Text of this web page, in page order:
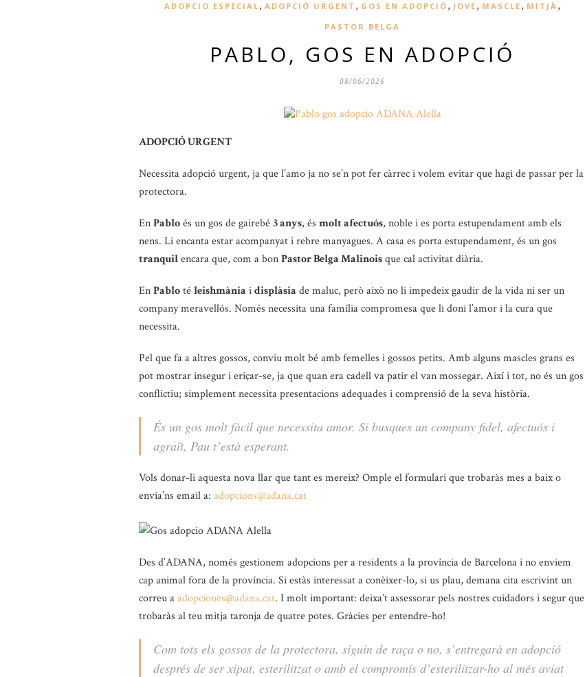
ADOPCIO ESPECIAL , ADOPCIÓ URGENT , GOS EN ADOPCIÓ , JOVE , MASCLE , MITJÀ ,
PASTOR BELGA
PABLO, GOS EN ADOPCIÓ
08/06/2026
ADOPCIÓ URGENT
Necessita adopció urgent, ja que l’amo ja no se’n pot fer càrrec i volem evitar que hagi de passar per la
protectora.
EnPabloés un gos de gairebé3 anys, és molt afectuós, noble i es porta estupendament amb els
nens. Li encanta estar acompanyat i rebre manyagues. A casa es porta estupendament, és un gos
tranquilencara que, com a bonPastor Belga Malinoisque cal activitat diària.
EnPablotéleishmània idisplàsia de maluc, però això no li impedeix gaudir de la vida ni ser un
company meravellós. Només necessita una família compromesa que li doni l’amor i la cura que
necessita.
Pel que fa a altres gossos, conviu molt bé amb femelles i gossos petits. Amb alguns mascles grans es
pot mostrar insegur i eriçar-se, ja que quan era cadell va patir el van mossegar. Així i tot, no és un gos
conflictiu; simplement necessita presentacions adequades i comprensió de la seva història.
És un gos molt fàcil que necessita amor. Si busques un company fidel, afectuós i
agraït, Pau t’està esperant.
Vols donar-li aquesta nova llar que tant es mereix? Omple el formulari que trobaràs mes a baix o
envia’ns email a: adopcions@adana.cat
Des d’ADANA, només gestionem adopcions per a residents a la província de Barcelona i no enviem
cap animal fora de la província. Si estàs interessat a conèixer-lo, si us plau, demana cita escrivint un
correu aadopciones@adana.cat. I molt important: deixa’t assessorar pels nostres cuidadors i segur que
trobaràs al teu mitja taronja de quatre potes. Gràcies per entendre-ho!
Com tots els gossos de la protectora, siguin de raça o no, s’entregarà en adopció
després de ser xipat, esterilitzat o amb el compromís d’esterilitzar-ho al més aviat